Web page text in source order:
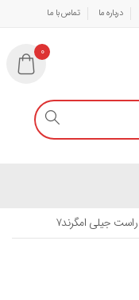
درباره ما تماس با ما
0
جیلی امگرند۷